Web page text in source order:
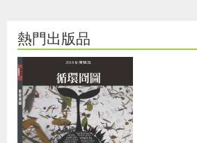
熱門出版品